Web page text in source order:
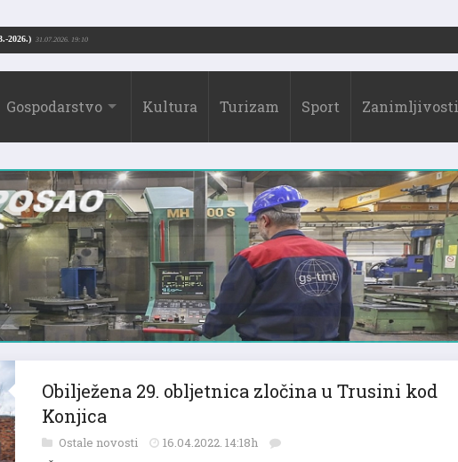
Drago Borić (1973.-2026.)
Gospodarstvo Kultura Turizam Sport Zanimljivosti
Obilježena 29. obljetnica zločina u Trusini kod
Konjica
Ostale novosti 16.04.2022. 14:18h